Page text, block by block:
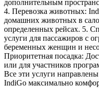
дополнительным
4. Перевозка животных:
домашних животных в
определенных рейсах. 5.
услуги для пассажиров с
беременных женщин и
Приоритетная посадка:
или для участников
Все эти услуги
IndiGo максимально